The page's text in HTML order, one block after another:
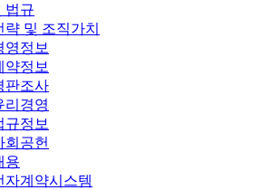
법규
략 및 조직가치
영정보
약정보
판조사
리경영
규정보
회공헌
용
자계약시스템